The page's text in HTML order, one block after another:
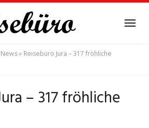
» Reisebüro Jura – 317 fröhliche
– 317 fröhliche